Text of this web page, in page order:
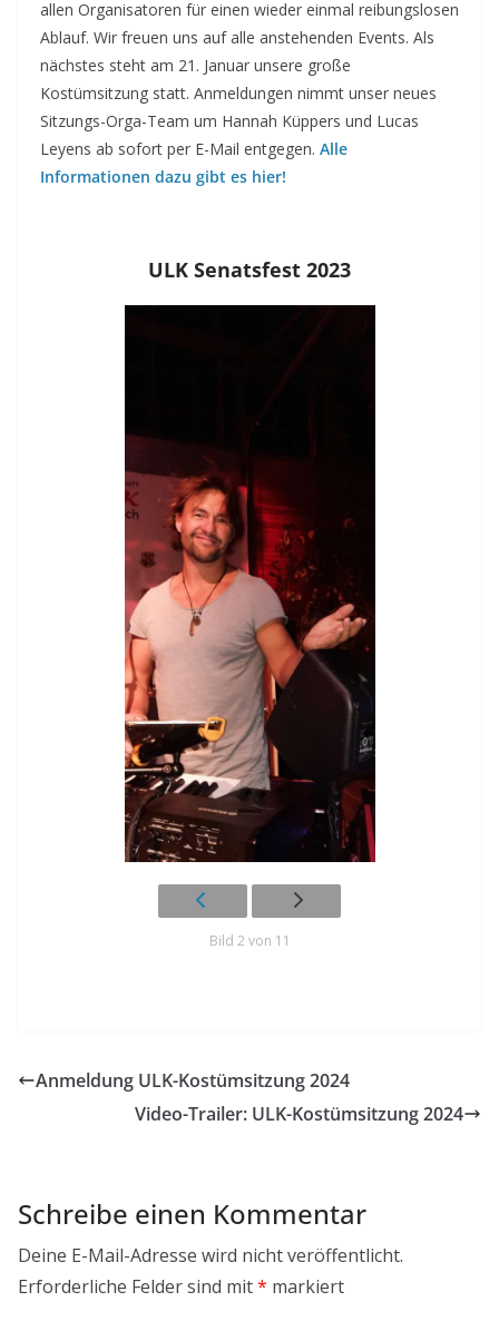
allen Organisatoren für einen wieder einmal reibungslosen
Ablauf. Wir freuen uns auf alle anstehenden Events. Als
nächstes steht am 21. Januar unsere große
Kostümsitzung statt. Anmeldungen nimmt unser neues
Sitzungs-Orga-Team um Hannah Küppers und Lucas
Leyens ab sofort per E-Mail entgegen. Alle
Informationen dazu gibt es hier!
ULK Senatsfest 2023
Bild 2 von 11
Anmeldung ULK-Kostümsitzung 2024
Video-Trailer: ULK-Kostümsitzung 2024
Schreibe einen Kommentar
Deine E-Mail-Adresse wird nicht veröffentlicht.
Erforderliche Felder sind mit* markiert